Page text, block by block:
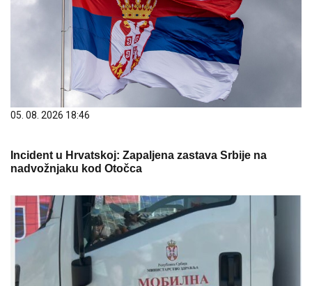
05. 08. 2026 18:46
Incident u Hrvatskoj: Zapaljena zastava Srbije na
nadvožnjaku kod Otočca